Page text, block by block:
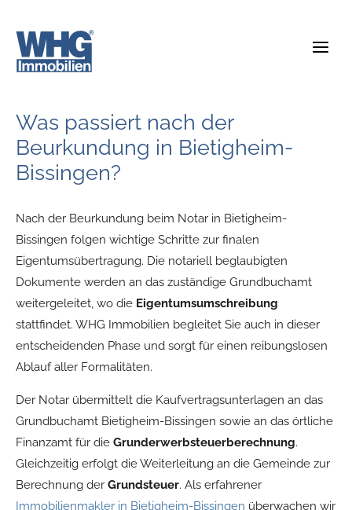
Inhalt
springen
Was passiert nach der
Beurkundung in Bietigheim-
Bissingen?
Nach der Beurkundung beim Notar in Bietigheim-
Bissingen folgen wichtige Schritte zur finalen
Eigentumsübertragung. Die notariell beglaubigten
Dokumente werden an das zuständige Grundbuchamt
weitergeleitet, wo die Eigentumsumschreibung
stattfindet. WHG Immobilien begleitet Sie auch in dieser
entscheidenden Phase und sorgt für einen reibungslosen
Ablauf aller Formalitäten.
Der Notar übermittelt die Kaufvertragsunterlagen an das
Grundbuchamt Bietigheim-Bissingen sowie an das örtliche
Finanzamt für die Grunderwerbsteuerberechnung.
Gleichzeitig erfolgt die Weiterleitung an die Gemeinde zur
Berechnung der Grundsteuer. Als erfahrener
Immobilienmakler in Bietigheim-Bissingen überwachen wir